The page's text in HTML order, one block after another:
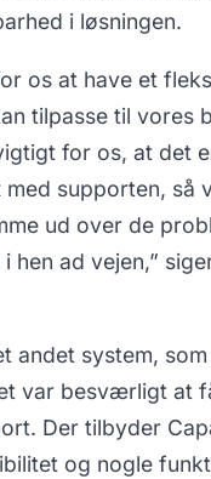
i løsningen.
os at have et
tilpasse til vores
for os, at det
supporten, så
ud over de
hen ad vejen,”
andet system,
var besværligt at
Der tilbyder
og nogle